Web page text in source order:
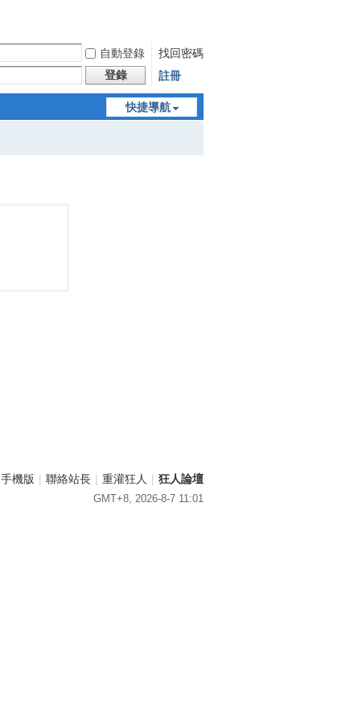
自動登錄
找回密碼
登錄 註冊
快捷導航
手機版 | 聯絡站長 | 重灌狂人 | 狂人論壇
GMT+8, 2026-8-7 11:01